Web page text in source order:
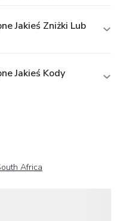
Jakieś Zniżki Lub
Jakieś Kody
Africa